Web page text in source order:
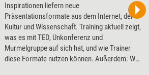
Inspirationen liefern neue
Präsentationsformate aus dem Internet, der
Kultur und Wissenschaft. Training aktuell zeigt,
was es mit TED, Unkonferenz und
Murmelgruppe auf sich hat, und wie Trainer
diese Formate nutzen können. Außerdem: Wie